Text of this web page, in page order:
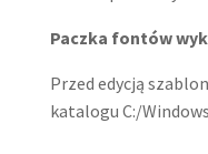
Paczka fontów
Przed edycją
katalogu C:/